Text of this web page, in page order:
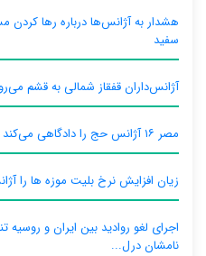
هشدار به آژانس‌ها درباره رها کردن
سفید
آژانس‌داران قفقاز شمالی به قشم
مصر ۱۶ آژانس حج را دادگاهی می‌کند
زیان افزایش نرخ بلیت موزه ها را
اجرای لغو روادید بین ایران و روسیه
نامشان درل...